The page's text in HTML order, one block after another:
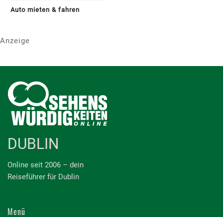
Auto mieten & fahren
Anzeige
DUBLIN
Online seit 2006 – dein
Reiseführer für Dublin
Menü